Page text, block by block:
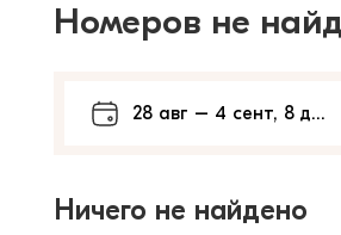
Номеров не
Ничего не найдено